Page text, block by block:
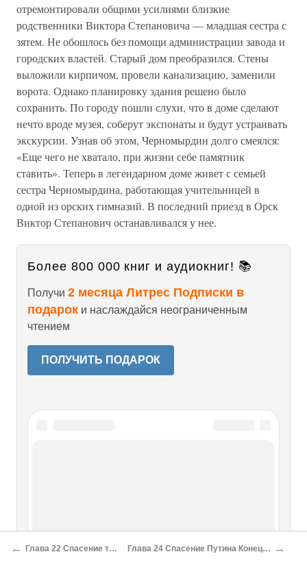
отремонтировали общими усилиями близкие
родственники Виктора Степановича — младшая сестра с
зятем. Не обошлось без помощи администрации завода и
городских властей. Старый дом преобразился. Стены
выложили кирпичом, провели канализацию, заменили
ворота. Однако планировку здания решено было
сохранить. По городу пошли слухи, что в доме сделают
нечто вроде музея, соберут экспонаты и будут устраивать
экскурсии. Узнав об этом, Черномырдин долго смеялся:
«Еще чего не хватало, при жизни себе памятник
ставить». Теперь в легендарном доме живет с семьей
сестра Черномырдина, работающая учительницей в
одной из орских гимназий. В последний приезд в Орск
Виктор Степанович останавливался у нее.
Более 800 000 книг и аудиокниг! 📚
Получи 2 месяца Литрес Подписки в
подарок и наслаждайся неограниченным
чтением
ПОЛУЧИТЬ ПОДАРОК
Глава IV. «Спасение в революции» В историко-
философской литературе принято объяснять неприятие
← Глава 22 Спасение традиции Юбиляр Глава 24 Спасение Путина Конец политической карьеры →